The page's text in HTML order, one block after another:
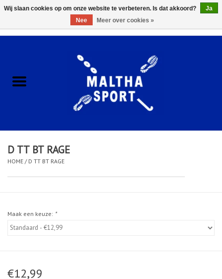
ACCESSOIRES/HARDWARE
KLEDING
CLUBSHOPS
Afspraak Loop Analyse
Merken
D TT BT RAGE
HOME / D TT BT RAGE
Maak een keuze: *
€12,99
Wij slaan cookies op om onze website te verbeteren. Is dat akkoord?
Ja
Nee
Meer over cookies »